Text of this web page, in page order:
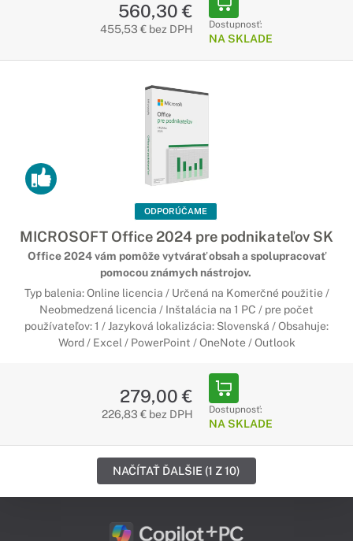
560,30 €
455,53 € bez DPH Dostupnosť:
NA SKLADE
ODPORÚČAME
MICROSOFT Office 2024 pre podnikateľov SK
Office 2024 vám pomôže vytvárať obsah a spolupracovať
pomocou známych nástrojov.
Typ balenia: Online licencia / Určená na Komerčné použitie /
Neobmedzená licencia / Inštalácia na 1 PC / pre počet
používateľov: 1 / Jazyková lokalizácia: Slovenská / Obsahuje:
Word / Excel / PowerPoint / OneNote / Outlook
279,00 €
226,83 € bez DPH Dostupnosť:
NA SKLADE
NAČÍTAŤ ĎALŠIE (1 Z 10)